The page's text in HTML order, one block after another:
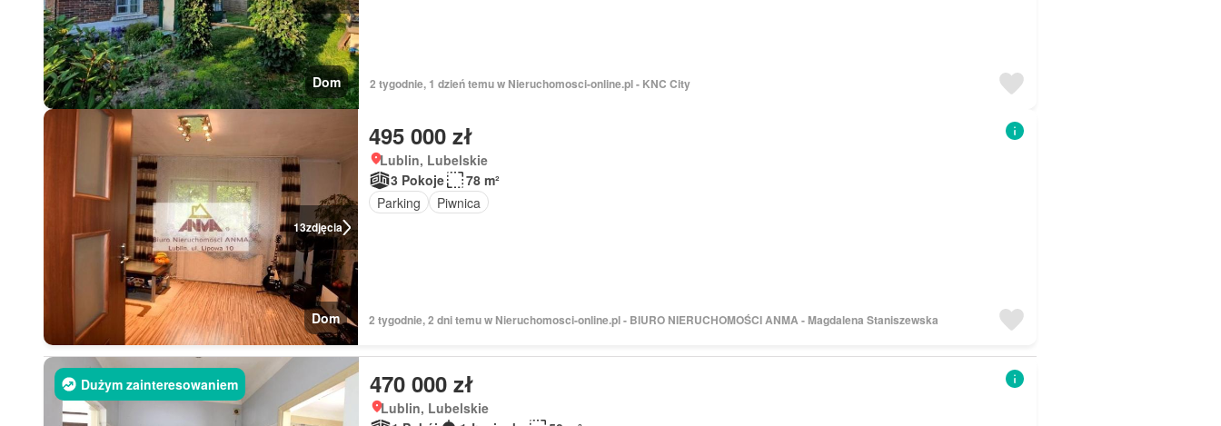
Dom 2 tygodnie, 1 dzień temu w Nieruchomosci-online.pl - KNC City
13zdjęcia
Dom
495 000 zł
Lublin, Lubelskie
3 Pokoje
78 m²
Parking
Piwnica
2 tygodnie, 2 dni temu w Nieruchomosci-online.pl - BIURO NIERUCHOMOŚCI ANMA - Magdalena Staniszewska
Dużym zainteresowaniem 470 000 zł
Lublin, Lubelskie